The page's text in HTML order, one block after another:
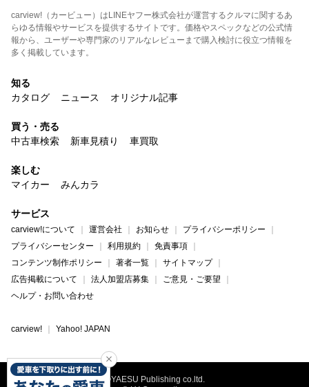
carview!（カービュー）はLINEヤフー株式会社が運営するクルマに関するあ
らゆる情報やサービスを提供するサイトです。価格やスペックなどの公式情
報から、ユーザーや専門家のリアルなレビューまで購入検討に役立つ情報を
多く掲載しています。
知る
カタログ
ニュース オリジナル記事
買う・売る
中古車検索
新車見積り 車買取
楽しむ
マイカー
みんカラ
サービス
carview!について 運営会社 お知らせ
プライバシーポリシー
プライバシーセンター
利用規約
免責事項
コンテンツ制作ポリシー
著者一覧
サイトマップ
広告掲載について
法人加盟店募集
ご意見・ご要望
ヘルプ・お問い合わせ
carview! Yahoo! JAPAN
©YAESU Publishing co.ltd.